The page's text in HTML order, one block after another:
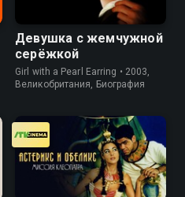
Девушка с жемчужной
серёжкой
Girl with a Pearl Earring • 2003,
Великобритания, Биография